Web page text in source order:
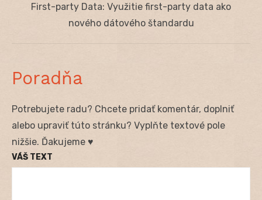
NextFirst-party Data: Využitie first-party data ako
nového dátového štandardu
Poradňa
Potrebujete radu? Chcete pridať komentár, doplniť
alebo upraviť túto stránku? Vyplňte textové pole
nižšie. Ďakujeme ♥
VÁŠ TEXT